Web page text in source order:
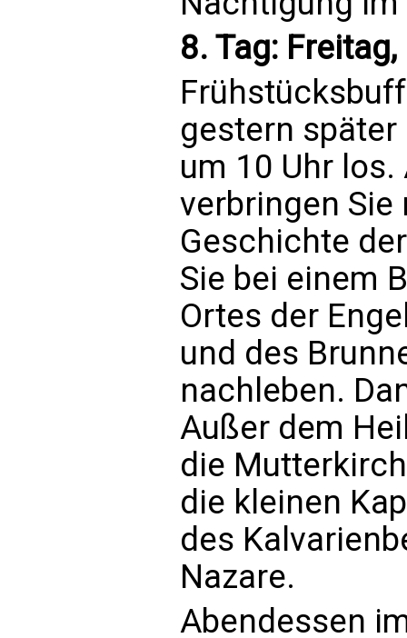
8. Tag:
gestern
um 10 Uhr
verbringen Sie
Geschichte
Sie bei einem
Ortes der
und des
nachleben.
Außer dem
die
die kleinen
des
Nazare.
Abendessen